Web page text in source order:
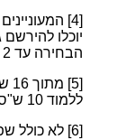
[4]
יוכלו
הבחירה עד 2 ש"ס במהלך התואר.
[5]
ללמוד 10 ש"ס לפחות קורסים עיוניים.
[6]
לא כולל